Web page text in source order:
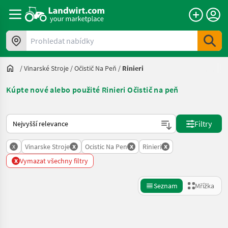
Prohledat nabídky
/Vinarské Stroje /Očistič Na Peň / Rinieri
Kúpte nové alebo použité Rinieri Očistič na peň
Takto se řadí nabídky na Landwirt.com
Filtry
x Vinarske Stroje x Ocistic Na Pen x Rinieri x
x Vymazat všechny filtry
Seznam Mřížka